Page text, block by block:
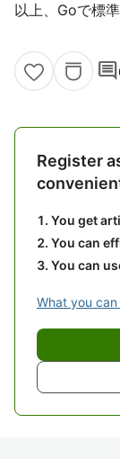
以上、Goで標
comment
Register
You get
You can
You can
What you